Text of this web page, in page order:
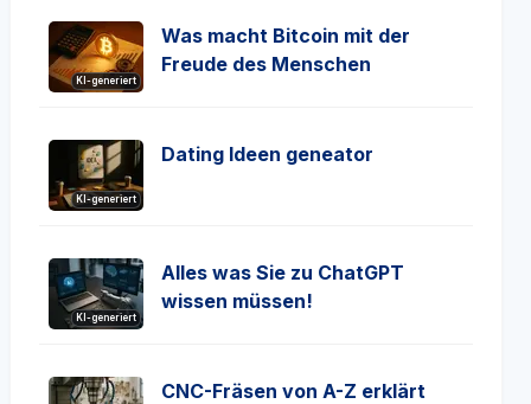
KI-generiert
Was macht Bitcoin mit der
Freude des Menschen
KI-generiert
Dating Ideen geneator
KI-generiert
Alles was Sie zu ChatGPT
wissen müssen!
CNC-Fräsen von A-Z erklärt